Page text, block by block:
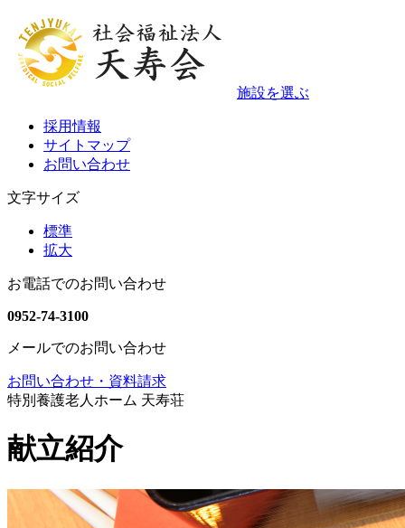
施設を選ぶ
採用情報
サイトマップ
お問い合わせ
文字サイズ
標準
拡大
お電話でのお問い合わせ
0952-74-3100
メールでのお問い合わせ
お問い合わせ・資料請求
特別養護老人ホーム 天寿荘
献立紹介